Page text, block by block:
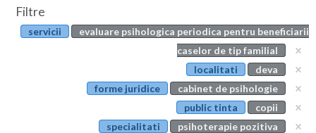
Botosani
Articole
Evenimente
Filtre
servicii
evaluare psihologica periodica pentru beneficiarii
caselor de tip familial
localitati
deva
forme juridice
cabinet de psihologie
public tinta
copii
specialitati
psihoterapie pozitiva